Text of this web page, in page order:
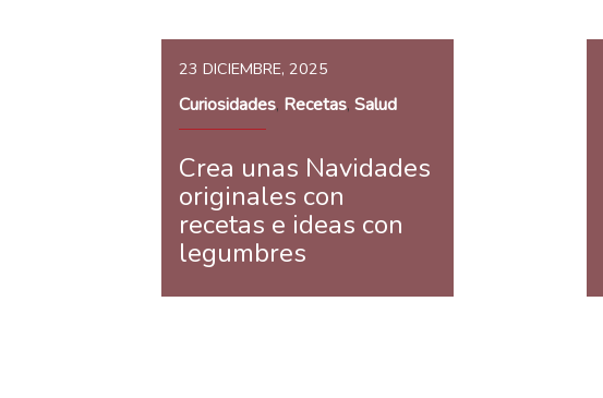
23 DICIEMBRE, 2025
Curiosidades, Recetas, Salud
Crea unas Navidades
originales con
recetas e ideas con
legumbres